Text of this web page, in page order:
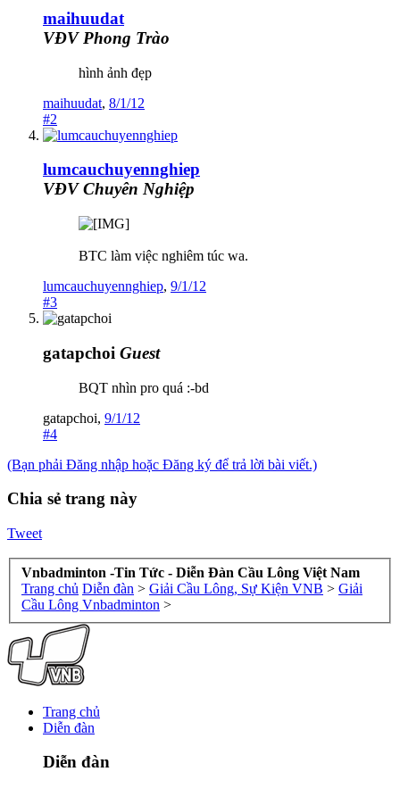
maihuudat
VĐV Phong Trào
hình ảnh đẹp
maihuudat, 8/1/12
#2
lumcauchuyennghiep
VĐV Chuyên Nghiệp
BTC làm việc nghiêm túc wa.
lumcauchuyennghiep, 9/1/12
#3
gatapchoi Guest
BQT nhìn pro quá :-bd
gatapchoi, 9/1/12
#4
(Bạn phải Đăng nhập hoặc Đăng ký để trả lời bài viết.)
Chia sẻ trang này
Tweet
Vnbadminton -Tin Tức - Diễn Đàn Cầu Lông Việt Nam
Trang chủ Diễn đàn > Giải Cầu Lông, Sự Kiện VNB > Giải
Cầu Lông Vnbadminton >
Trang chủ
Diễn đàn
Diễn đàn